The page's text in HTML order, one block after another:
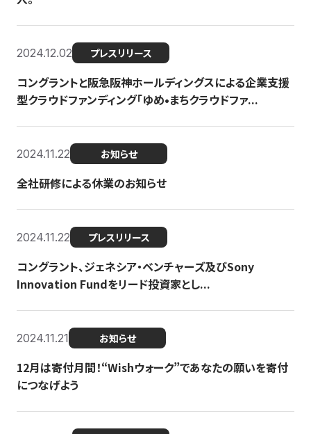
2024.12.02 プレスリリース
コングラントと阪急阪神ホールディングスによる企業支援
型クラウドファンディング「ゆめ•まちクラウドファ...
2024.11.22 お知らせ
全社研修による休業のお知らせ
2024.11.22 プレスリリース
コングラント、ジェネシア・ベンチャーズ及びSony
Innovation Fundをリード投資家とし...
2024.11.21 お知らせ
12月は寄付月間！“Wishウォーク”であなたの願いを寄付
につなげよう